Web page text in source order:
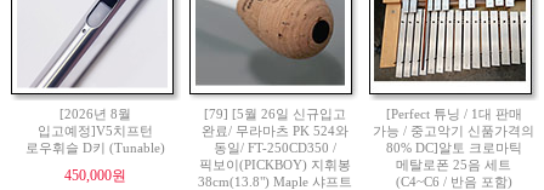
[2026년 8월
입고예정]V5치프턴
로우휘슬 D키 (Tunable)
450,000원
[79] [5월 26일 신규입고
완료/ 무라마츠 PK 524와
동일/ FT-250CD350 /
픽보이(PICKBOY) 지휘봉
38cm(13.8") Maple 샤프트
[Perfect 튜닝 / 1대 판매
가능 / 중고악기 신품가격의
80% DC]알토 크로마틱
메탈로폰 25음 세트
(C4~C6 / 반음 포함)